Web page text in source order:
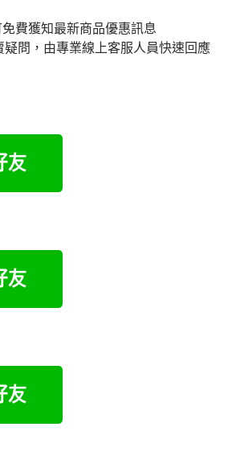
費獲知最新商品優惠訊息
問，由專業線上客服人員快速回應